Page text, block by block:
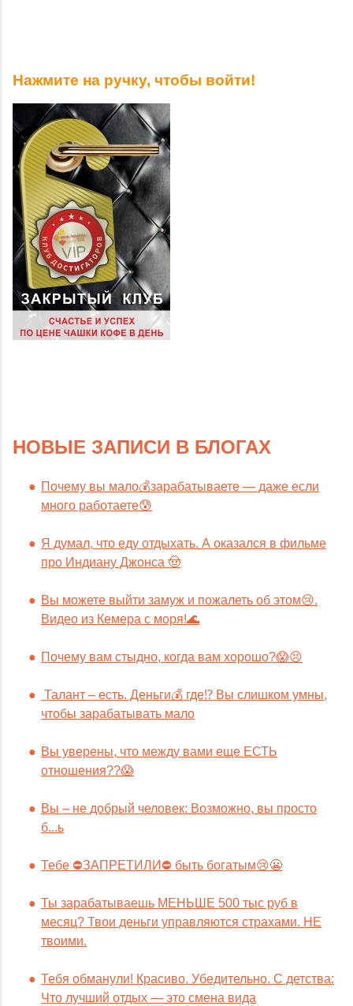
Нажмите на ручку, чтобы войти!
НОВЫЕ ЗАПИСИ В БЛОГАХ
Почему вы мало💰зарабатываете — даже если
много работаете😰
Я думал, что еду отдыхать. А оказался в фильме
про Индиану Джонса 🤠
Вы можете выйти замуж и пожалеть об этом😢.
Видео из Кемера с моря!🌊
Почему вам стыдно, когда вам хорошо?😱😣
Талант – есть. Деньги💰 где⁉️ Вы слишком умны,
чтобы зарабатывать мало
Вы уверены, что между вами еще ЕСТЬ
отношения??😱
Вы – не добрый человек: Возможно, вы просто
б...ь
Тебе ⛔️ЗАПРЕТИЛИ⛔️ быть богатым😢😬
Ты зарабатываешь МЕНЬШЕ 500 тыс руб в
месяц? Твои деньги управляются страхами. НЕ
твоими.
Тебя обманули! Красиво. Убедительно. С детства:
Что лучший отдых — это смена вида